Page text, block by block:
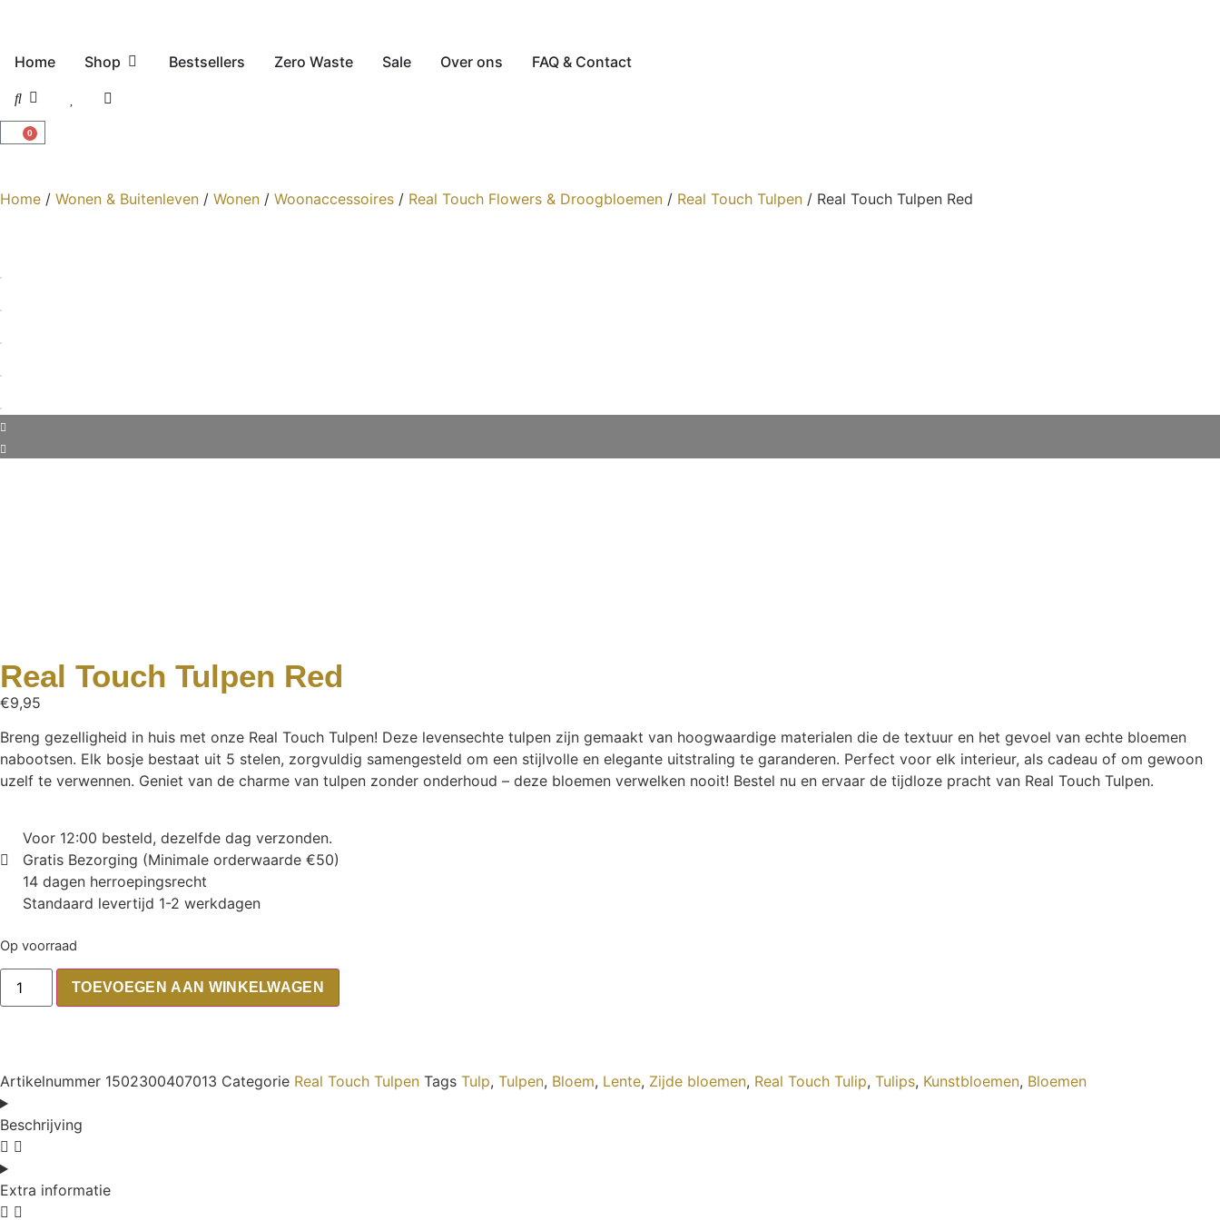
Home Shop Bestsellers Zero Waste Sale Over ons FAQ & Contact
0
Home / Wonen & Buitenleven / Wonen / Woonaccessoires / Real Touch Flowers & Droogbloemen / Real Touch Tulpen / Real Touch Tulpen Red
Real Touch Tulpen Red
€9,95
Breng gezelligheid in huis met onze Real Touch Tulpen! Deze levensechte tulpen zijn gemaakt van hoogwaardige materialen die de textuur en het gevoel van echte bloemen
nabootsen. Elk bosje bestaat uit 5 stelen, zorgvuldig samengesteld om een stijlvolle en elegante uitstraling te garanderen. Perfect voor elk interieur, als cadeau of om gewoon
uzelf te verwennen. Geniet van de charme van tulpen zonder onderhoud – deze bloemen verwelken nooit! Bestel nu en ervaar de tijdloze pracht van Real Touch Tulpen.
Voor 12:00 besteld, dezelfde dag verzonden.
Gratis Bezorging (Minimale orderwaarde €50)
14 dagen herroepingsrecht
Standaard levertijd 1-2 werkdagen
Op voorraad
TOEVOEGEN AAN WINKELWAGEN
Artikelnummer 1502300407013 Categorie Real Touch Tulpen Tags Tulp, Tulpen, Bloem, Lente, Zijde bloemen, Real Touch Tulip, Tulips, Kunstbloemen, Bloemen
Beschrijving
Extra informatie